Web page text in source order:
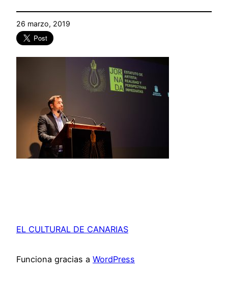
26 marzo, 2019
EL CULTURAL DE CANARIAS
Funciona gracias a WordPress